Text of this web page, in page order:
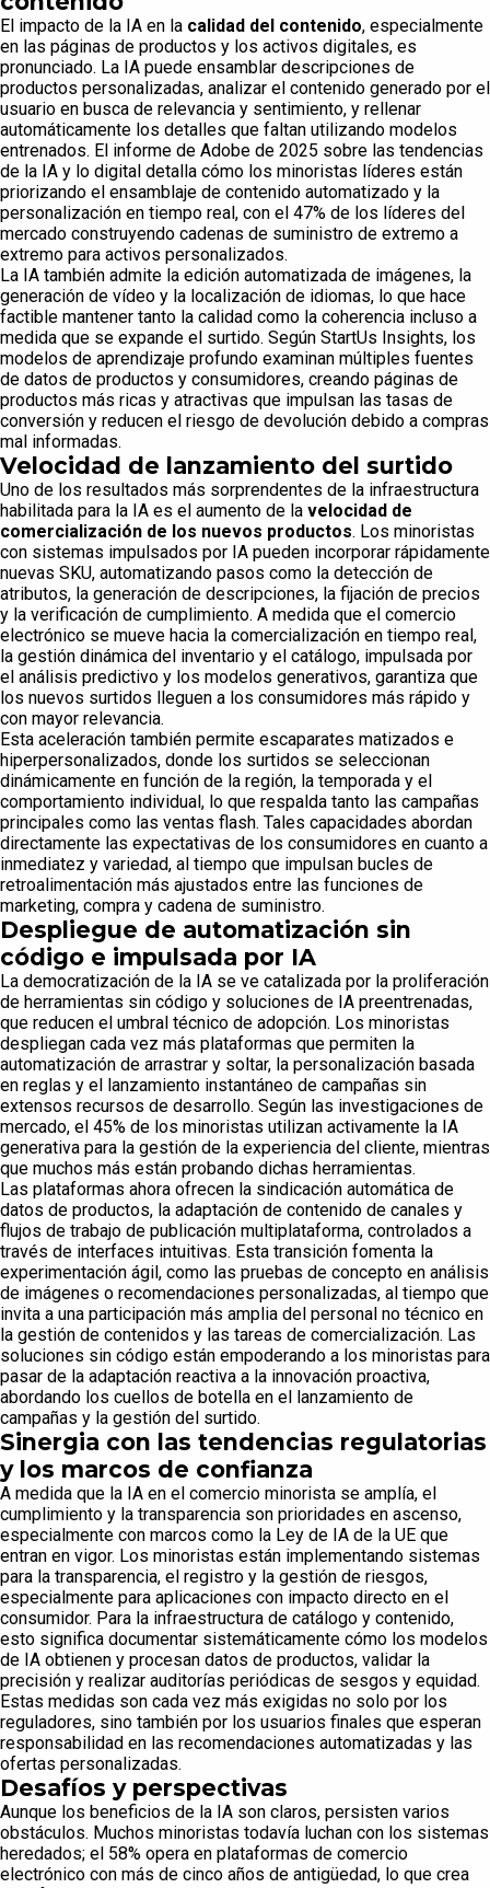
El impacto de la IA en la calidad del contenido, especialmente
en las páginas de productos y los activos digitales, es
pronunciado. La IA puede ensamblar descripciones de
productos personalizadas, analizar el contenido generado por el
usuario en busca de relevancia y sentimiento, y rellenar
automáticamente los detalles que faltan utilizando modelos
entrenados. El informe de Adobe de 2025 sobre las tendencias
de la IA y lo digital detalla cómo los minoristas líderes están
priorizando el ensamblaje de contenido automatizado y la
personalización en tiempo real, con el 47% de los líderes del
mercado construyendo cadenas de suministro de extremo a
extremo para activos personalizados.
La IA también admite la edición automatizada de imágenes, la
generación de vídeo y la localización de idiomas, lo que hace
factible mantener tanto la calidad como la coherencia incluso a
medida que se expande el surtido. Según StartUs Insights, los
modelos de aprendizaje profundo examinan múltiples fuentes
de datos de productos y consumidores, creando páginas de
productos más ricas y atractivas que impulsan las tasas de
conversión y reducen el riesgo de devolución debido a compras
mal informadas.
Velocidad de lanzamiento del surtido
Uno de los resultados más sorprendentes de la infraestructura
habilitada para la IA es el aumento de la velocidad de
comercialización de los nuevos productos. Los minoristas
con sistemas impulsados por IA pueden incorporar rápidamente
nuevas SKU, automatizando pasos como la detección de
atributos, la generación de descripciones, la fijación de precios
y la verificación de cumplimiento. A medida que el comercio
electrónico se mueve hacia la comercialización en tiempo real,
la gestión dinámica del inventario y el catálogo, impulsada por
el análisis predictivo y los modelos generativos, garantiza que
los nuevos surtidos lleguen a los consumidores más rápido y
con mayor relevancia.
Esta aceleración también permite escaparates matizados e
hiperpersonalizados, donde los surtidos se seleccionan
dinámicamente en función de la región, la temporada y el
comportamiento individual, lo que respalda tanto las campañas
principales como las ventas flash. Tales capacidades abordan
directamente las expectativas de los consumidores en cuanto a
inmediatez y variedad, al tiempo que impulsan bucles de
retroalimentación más ajustados entre las funciones de
marketing, compra y cadena de suministro.
Despliegue de automatización sin
código e impulsada por IA
La democratización de la IA se ve catalizada por la proliferación
de herramientas sin código y soluciones de IA preentrenadas,
que reducen el umbral técnico de adopción. Los minoristas
despliegan cada vez más plataformas que permiten la
automatización de arrastrar y soltar, la personalización basada
en reglas y el lanzamiento instantáneo de campañas sin
extensos recursos de desarrollo. Según las investigaciones de
mercado, el 45% de los minoristas utilizan activamente la IA
generativa para la gestión de la experiencia del cliente, mientras
que muchos más están probando dichas herramientas.
Las plataformas ahora ofrecen la sindicación automática de
datos de productos, la adaptación de contenido de canales y
flujos de trabajo de publicación multiplataforma, controlados a
través de interfaces intuitivas. Esta transición fomenta la
experimentación ágil, como las pruebas de concepto en análisis
de imágenes o recomendaciones personalizadas, al tiempo que
invita a una participación más amplia del personal no técnico en
la gestión de contenidos y las tareas de comercialización. Las
soluciones sin código están empoderando a los minoristas para
pasar de la adaptación reactiva a la innovación proactiva,
abordando los cuellos de botella en el lanzamiento de
campañas y la gestión del surtido.
Sinergia con las tendencias regulatorias
y los marcos de confianza
A medida que la IA en el comercio minorista se amplía, el
cumplimiento y la transparencia son prioridades en ascenso,
especialmente con marcos como la Ley de IA de la UE que
entran en vigor. Los minoristas están implementando sistemas
para la transparencia, el registro y la gestión de riesgos,
especialmente para aplicaciones con impacto directo en el
consumidor. Para la infraestructura de catálogo y contenido,
esto significa documentar sistemáticamente cómo los modelos
de IA obtienen y procesan datos de productos, validar la
precisión y realizar auditorías periódicas de sesgos y equidad.
Estas medidas son cada vez más exigidas no solo por los
reguladores, sino también por los usuarios finales que esperan
responsabilidad en las recomendaciones automatizadas y las
ofertas personalizadas.
Desafíos y perspectivas
Aunque los beneficios de la IA son claros, persisten varios
obstáculos. Muchos minoristas todavía luchan con los sistemas
heredados; el 58% opera en plataformas de comercio
electrónico con más de cinco años de antigüedad, lo que crea